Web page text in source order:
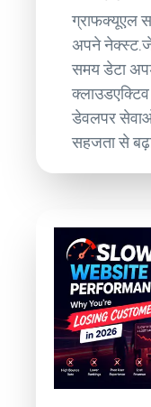
ग्राफक्यूएल
अपने
समय डेटा
डेवलपर
सहजता से